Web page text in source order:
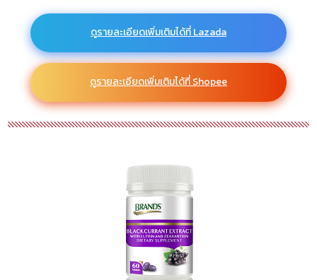
ดูรายละเอียดเพิ่มเติมได้ที่ Lazada
ดูรายละเอียดเพิ่มเติมได้ที่ Shopee